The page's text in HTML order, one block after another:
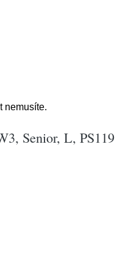
nemusíte.
Senior, L, PS119